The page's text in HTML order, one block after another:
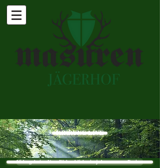
KIRRUNG LIVE
Videogalerie - Neu: Elchanblick - in jedem unserer Reviere